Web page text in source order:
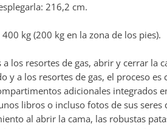
216,2 cm.
kg (200 kg en la zona de los pies).
a los resortes de gas, abrir y cerrar
y a los resortes de gas, el proceso es
adicionales
libros o incluso fotos de sus seres
al abrir la cama, las robustas